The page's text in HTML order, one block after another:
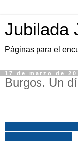
Jubilada
Páginas para el
17 de marzo de
Burgos. Un